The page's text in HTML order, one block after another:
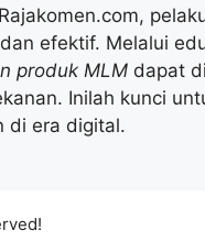
efektif. Melalui
produk MLM dapat
Inilah kunci
di era digital.